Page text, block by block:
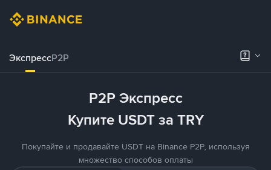
ЭкспрессP2P
P2P Экспресс
Купите USDT за TRY
Покупайте и продавайте USDT на Binance P2P, используя
множество способов оплаты